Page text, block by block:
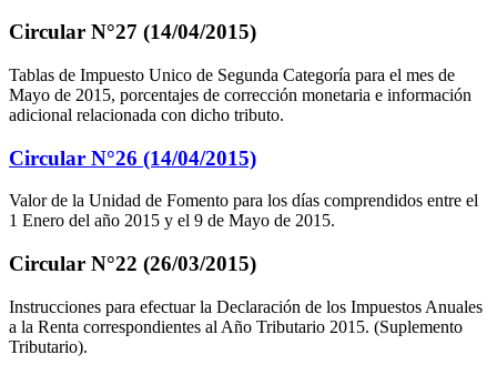
Circular N°27 (14/04/2015)
Tablas de Impuesto Unico de Segunda Categoría para el mes de
Mayo de 2015, porcentajes de corrección monetaria e información
adicional relacionada con dicho tributo.
Circular N°26 (14/04/2015)
Valor de la Unidad de Fomento para los días comprendidos entre el
1 Enero del año 2015 y el 9 de Mayo de 2015.
Circular N°22 (26/03/2015)
Instrucciones para efectuar la Declaración de los Impuestos Anuales
a la Renta correspondientes al Año Tributario 2015. (Suplemento
Tributario).